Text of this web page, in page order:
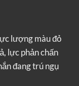
lượng màu đỏ
lực phản chấn
đang trú ngụ